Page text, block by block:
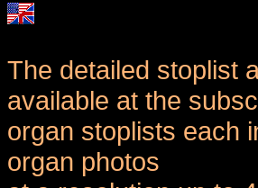
The detailed stoplist
available at the
organ stoplists each
organ photos